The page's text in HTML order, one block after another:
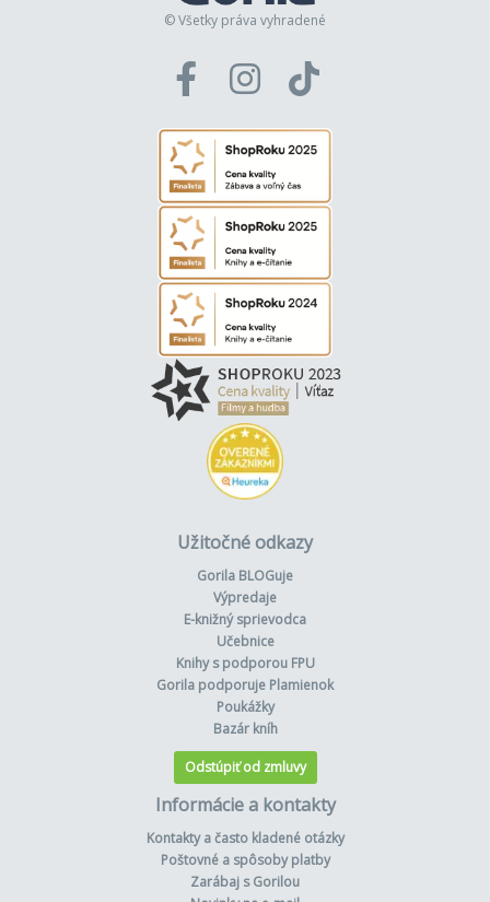
© Všetky práva vyhradené
Užitočné odkazy
Gorila BLOGuje
Výpredaje
E-knižný sprievodca
Učebnice
Knihy s podporou FPU
Gorila podporuje Plamienok
Poukážky
Bazár kníh
Odstúpiť od zmluvy
Informácie a kontakty
Kontakty a často kladené otázky
Poštovné a spôsoby platby
Zarábaj s Gorilou